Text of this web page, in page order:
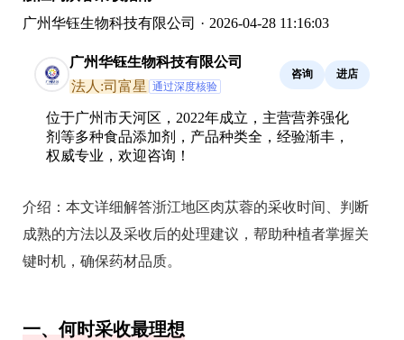
广州华钰生物科技有限公司 · 2026-04-28 11:16:03
广州华钰生物科技有限公司
法人:司富星 通过深度核验
咨询 进店
位于广州市天河区，2022年成立，主营营养强化
剂等多种食品添加剂，产品种类全，经验渐丰，
权威专业，欢迎咨询！
介绍： 本文详细解答浙江地区肉苁蓉的采收时间、判断
成熟的方法以及采收后的处理建议，帮助种植者掌握关
键时机，确保药材品质。
一、何时采收最理想